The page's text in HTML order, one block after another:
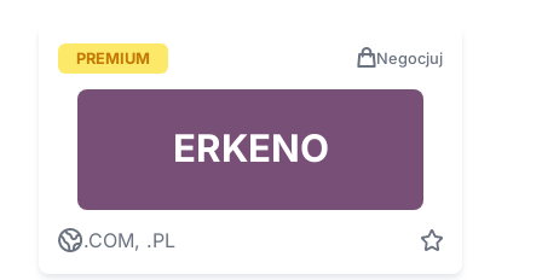
PREMIUM Negocjuj
ERKENO
.COM, .PL